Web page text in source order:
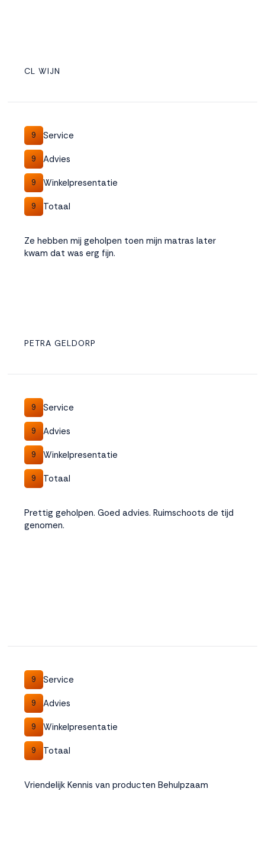
CL WIJN
9 Service
9 Advies
9 Winkelpresentatie
9 Totaal
Ze hebben mij geholpen toen mijn matras later
kwam dat was erg fijn.
PETRA GELDORP
9 Service
9 Advies
9 Winkelpresentatie
9 Totaal
Prettig geholpen. Goed advies. Ruimschoots de tijd
genomen.
9 Service
9 Advies
9 Winkelpresentatie
9 Totaal
Vriendelijk Kennis van producten Behulpzaam